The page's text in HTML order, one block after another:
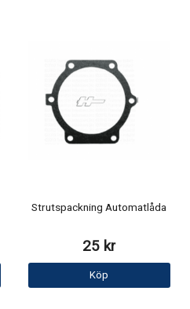
Strutspackning Automatlåda
25 kr
Köp